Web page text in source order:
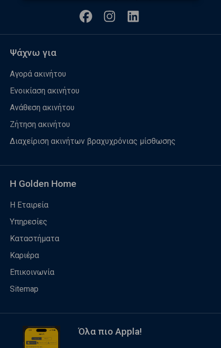
Ψάχνω για
Αγορά ακινήτου
Ενοικίαση ακινήτου
Ανάθεση ακινήτου
Ζήτηση ακινήτου
Διαχείριση ακινήτων βραχυχρόνιας μίσθωσης
Η Golden Home
Η Εταιρεία
Υπηρεσίες
Καταστήματα
Καριέρα
Επικοινωνία
Sitemap
Όλα πιο Appla!